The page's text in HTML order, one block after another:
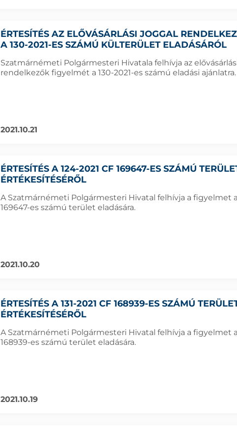
ÉRTESÍTÉS AZ ELŐVÁSÁRLÁSI JOGGAL
A 130-2021-ES SZÁMÚ KÜLTERÜLET ELADÁSÁRÓL
Szatmárnémeti Polgármesteri Hivatala felhívja az
rendelkezők figyelmét a 130-2021-es számú eladási ajánlatra.
2021.10.21
ÉRTESÍTÉS A 124-2021 CF 169647-ES SZÁMÚ
ÉRTÉKESÍTÉSÉRŐL
A Szatmárnémeti Polgármesteri Hivatal felhívja a figyelmet a
169647-es számú terület eladására.
2021.10.20
ÉRTESÍTÉS A 131-2021 CF 168939-ES SZÁMÚ
ÉRTÉKESÍTÉSÉRŐL
A Szatmárnémeti Polgármesteri Hivatal felhívja a figyelmet a
168939-es számú terület eladására.
2021.10.19